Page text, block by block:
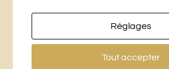
+33 (0)6 76 27 25 16
labridaniere@gmail.com
Réglages
Tout accepter